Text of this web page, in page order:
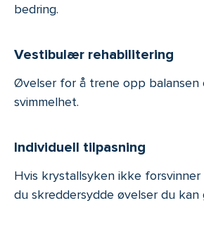
bedring.
Vestibulær rehabilitering
Øvelser for å trene opp balansen
svimmelhet.
Individuell tilpasning
Hvis krystallsyken ikke
du skreddersydde øvelser du kan